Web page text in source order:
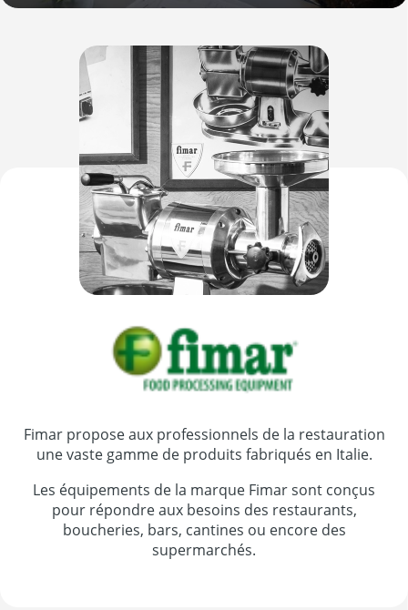
Fimar propose aux professionnels de la restauration
une vaste gamme de produits fabriqués en Italie.
Les équipements de la marque Fimar sont conçus
pour répondre aux besoins des restaurants,
boucheries, bars, cantines ou encore des
supermarchés.